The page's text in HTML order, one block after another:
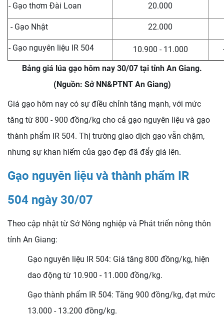
- Gạo thơm Đài Loan 20.000
- Gạo Nhật 22.000
- Gạo nguyên liệu IR 504 10.900 - 11.000
Bảng giá lúa gạo hôm nay 30/07 tại tỉnh An Giang.
(Nguồn: Sở NN&PTNT An Giang)
Giá gạo hôm nay có sự điều chỉnh tăng mạnh, với mức
tăng từ 800 - 900 đồng/kg cho cả gạo nguyên liệu và gạo
thành phẩm IR 504. Thị trường giao dịch gạo vẫn chậm,
nhưng sự khan hiếm của gạo đẹp đã đẩy giá lên.
Gạo nguyên liệu và thành phẩm IR
504 ngày 30/07
Theo cập nhật từ Sở Nông nghiệp và Phát triển nông thôn
tỉnh An Giang:
Gạo nguyên liệu IR 504: Giá tăng 800 đồng/kg, hiện
dao động từ 10.900 - 11.000 đồng/kg.
Gạo thành phẩm IR 504: Tăng 900 đồng/kg, đạt mức
13.000 - 13.200 đồng/kg.